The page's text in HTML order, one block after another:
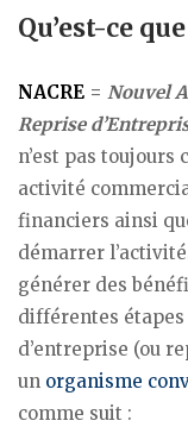
Qu’est-ce
NACRE = Nouvel
Reprise
n’est pas toujours
activité
financiers ainsi
démarrer
générer des
différentes étapes
d’entreprise (ou
un organisme
comme suit :